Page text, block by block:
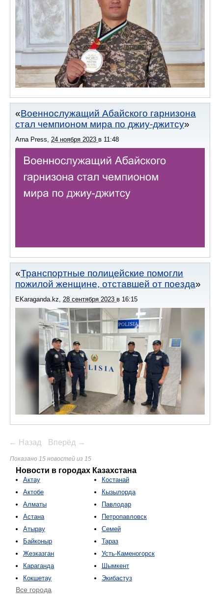
Военнослужащий Абайского гарнизона
стал чемпионом мира по джиу-джитсу
Arna Press 24 ноября 2023 в 11:48
Транспортные полицейские помогли
пожилой женщине, отставшей от поезда
EKaraganda.kz 28 сентября 2023 в 16:15
← Назад Вперёд →
Показано 15 новостей из 15
Новости в городах Казахстана
Актау
Актобе
Алматы
Астана
Атырау
Байконыр
Жезказган
Караганда
Кокшетау
Костанай
Кызылорда
Павлодар
Петропавловск
Семей
Тараз
Усть-Каменогорск
Шымкент
Экибастуз
Все города